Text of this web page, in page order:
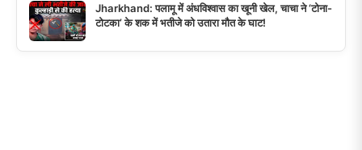
Jharkhand: पलामू में अंधविश्वास का खूनी खेल, चाचा ने ‘टोना-
टोटका’ के शक में भतीजे को उतारा मौत के घाट!